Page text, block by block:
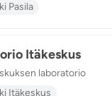
Pasila
Itäkeskus
laboratorio
Itäkeskus